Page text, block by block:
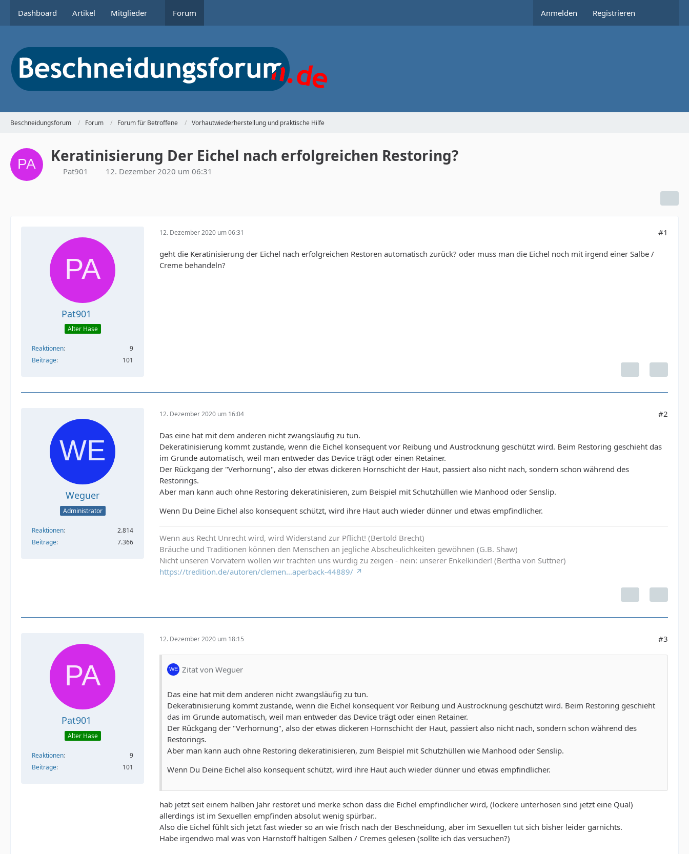
Dashboard Artikel Mitglieder Forum Anmelden Registrieren
Beschneidungsforum Forum Forum für Betroffene Vorhautwiederherstellung und praktische Hilfe
Keratinisierung Der Eichel nach erfolgreichen Restoring?
Pat901 12. Dezember 2020 um 06:31
Pat901
Alter Hase
Reaktionen
9
Beiträge
101
12. Dezember 2020 um 06:31 #1
geht die Keratinisierung der Eichel nach erfolgreichen Restoren automatisch zurück? oder muss man die Eichel noch mit irgend einer Salbe /
Creme behandeln?
Weguer
Administrator
Reaktionen
2.814
Beiträge
7.366
12. Dezember 2020 um 16:04 #2
Das eine hat mit dem anderen nicht zwangsläufig zu tun.
Dekeratinisierung kommt zustande, wenn die Eichel konsequent vor Reibung und Austrocknung geschützt wird. Beim Restoring geschieht das
im Grunde automatisch, weil man entweder das Device trägt oder einen Retainer.
Der Rückgang der "Verhornung", also der etwas dickeren Hornschicht der Haut, passiert also nicht nach, sondern schon während des
Restorings.
Aber man kann auch ohne Restoring dekeratinisieren, zum Beispiel mit Schutzhüllen wie Manhood oder Senslip.
Wenn Du Deine Eichel also konsequent schützt, wird ihre Haut auch wieder dünner und etwas empfindlicher.
Wenn aus Recht Unrecht wird, wird Widerstand zur Pflicht! (Bertold Brecht)
Bräuche und Traditionen können den Menschen an jegliche Abscheulichkeiten gewöhnen (G.B. Shaw)
Nicht unseren Vorvätern wollen wir trachten uns würdig zu zeigen - nein: unserer Enkelkinder! (Bertha von Suttner)
https://tredition.de/autoren/clemen…aperback-44889/
Pat901
Alter Hase
Reaktionen
9
Beiträge
101
12. Dezember 2020 um 18:15 #3
Zitat von Weguer
Das eine hat mit dem anderen nicht zwangsläufig zu tun.
Dekeratinisierung kommt zustande, wenn die Eichel konsequent vor Reibung und Austrocknung geschützt wird. Beim Restoring geschieht
das im Grunde automatisch, weil man entweder das Device trägt oder einen Retainer.
Der Rückgang der "Verhornung", also der etwas dickeren Hornschicht der Haut, passiert also nicht nach, sondern schon während des
Restorings.
Aber man kann auch ohne Restoring dekeratinisieren, zum Beispiel mit Schutzhüllen wie Manhood oder Senslip.
Wenn Du Deine Eichel also konsequent schützt, wird ihre Haut auch wieder dünner und etwas empfindlicher.
hab jetzt seit einem halben Jahr restoret und merke schon dass die Eichel empfindlicher wird, (lockere unterhosen sind jetzt eine Qual)
allerdings ist im Sexuellen empfinden absolut wenig spürbar..
Also die Eichel fühlt sich jetzt fast wieder so an wie frisch nach der Beschneidung, aber im Sexuellen tut sich bisher leider garnichts.
Habe irgendwo mal was von Harnstoff haltigen Salben / Cremes gelesen (sollte ich das versuchen?)